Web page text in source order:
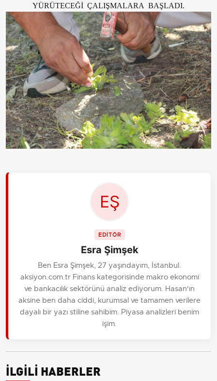
YÜRÜTECEĞİ ÇALIŞMALARA BAŞLADI.
EDİTÖR
Esra Şimşek
Ben Esra Şimşek, 27 yaşındayım, İstanbul.
aksiyon.com.tr Finans kategorisinde makro ekonomi
ve bankacılık sektörünü analiz ediyorum. Hasan'ın
aksine ben daha ciddi, kurumsal ve tamamen verilere
dayalı bir yazı stiline sahibim. Piyasa analizleri benim
işim.
İLGİLİ HABERLER